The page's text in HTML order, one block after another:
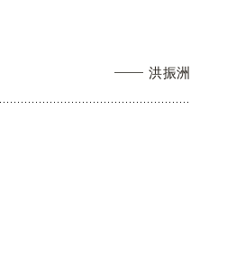
洪振洲